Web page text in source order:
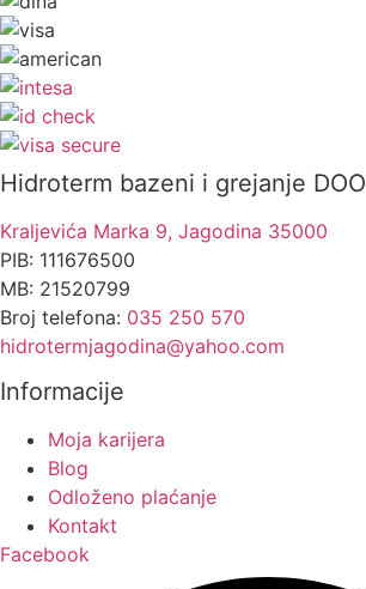
Hidroterm bazeni i grejanje DOO
Kraljevića Marka 9, Jagodina 35000
PIB: 111676500
MB: 21520799
Broj telefona: 035 250 570
hidrotermjagodina@yahoo.com
Informacije
Moja karijera
Blog
Odloženo plaćanje
Kontakt
Facebook